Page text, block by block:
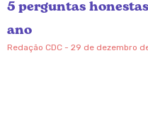
5 perguntas
ano
Redação CDC 29 de dezembro